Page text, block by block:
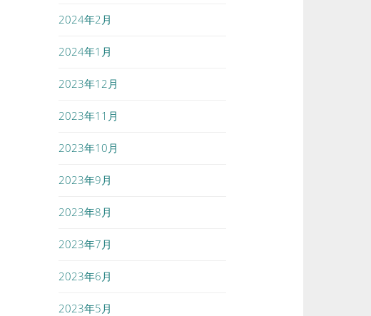
2024年2月
2024年1月
2023年12月
2023年11月
2023年10月
2023年9月
2023年8月
2023年7月
2023年6月
2023年5月